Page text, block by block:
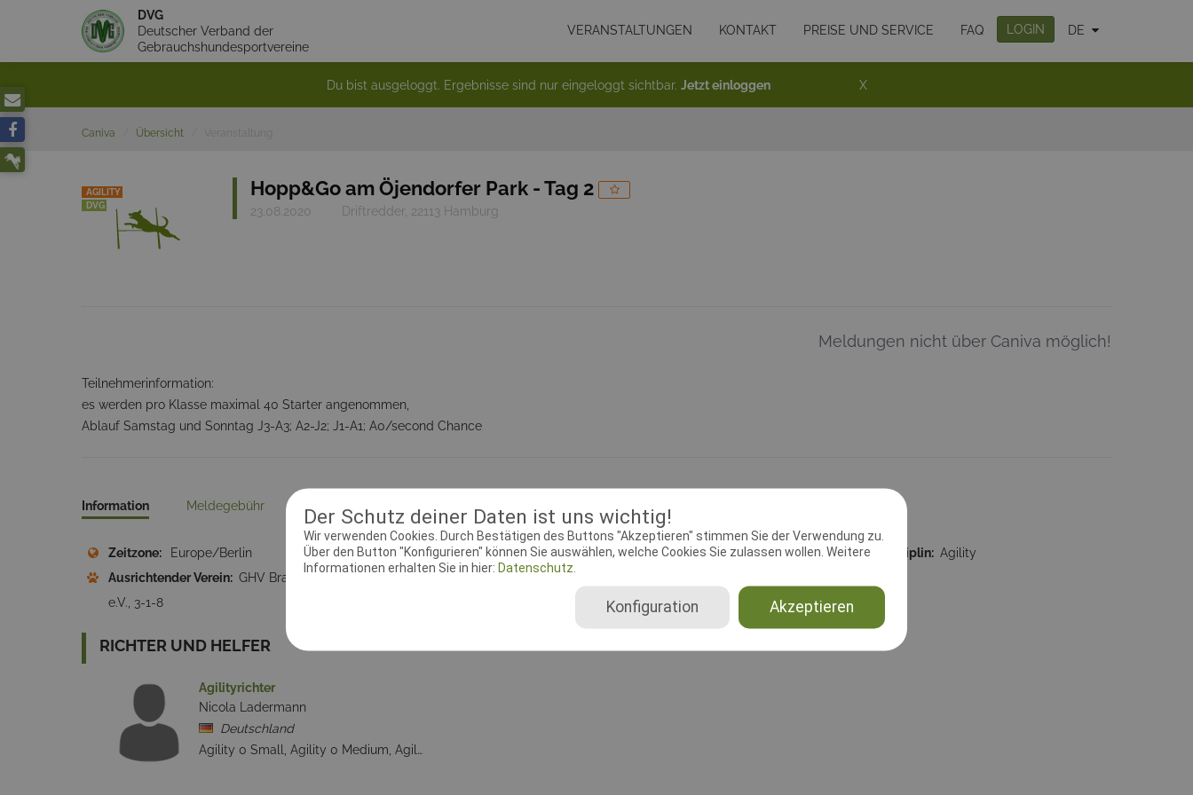
Der Schutz deiner Daten ist uns wichtig!
Wir verwenden Cookies. Durch Bestätigen des Buttons "Akzeptieren" stimmen Sie der Verwendung zu.
Über den Button "Konfigurieren" können Sie auswählen, welche Cookies Sie zulassen wollen. Weitere
Informationen erhalten Sie in hier: Datenschutz.
Akzeptieren
Konfiguration
DVG
Deutscher Verband der
Gebrauchshundesportvereine
VERANSTALTUNGEN KONTAKT PREISE UND SERVICE FAQ LOGIN DE
Du bist ausgeloggt. Ergebnisse sind nur eingeloggt sichtbar. Jetzt einloggen X
Caniva Übersicht
AGILITY
DVG
Hopp&Go am Öjendorfer Park - Tag 2
23.08.2020 Driftredder, 22113 Hamburg
Meldungen nicht über Caniva möglich!
Teilnehmerinformation:
es werden pro Klasse maximal 40 Starter angenommen,
Ablauf Samstag und Sonntag J3-A3; A2-J2; J1-A1; A0/second Chance
Information Meldegebühr
Zeitzone: Europe/Berlin Meldebeginn:17.07.2020 00:00:00 Meldeschluss: 14.08.2020 23:59:59 Disziplin: Agility
Ausrichtender Verein: GHV Bramfeld
e.V., 3-1-8
RICHTER UND HELFER
Agilityrichter
Nicola Ladermann
Deutschland
Agility 0 Small, Agility 0 Medium, Agility 0 Large, Agility 1 Small, Agility 1 Medium, Agility 1 Large, Agility 2 Small, Agility 2 Medium, Agility 2 Large, Agility 3 Small, Agility 3 Medium, Agility 3 Large, Jumping 1 Small, Jumping 1 Medium, Jumping 1 Large, Jumping 2 Small, Jumping 2 Medium, Jumping 2 Large, Jumping 3 Small, Jumping 3 Medium, Jumping 3 Large, A0 second chance